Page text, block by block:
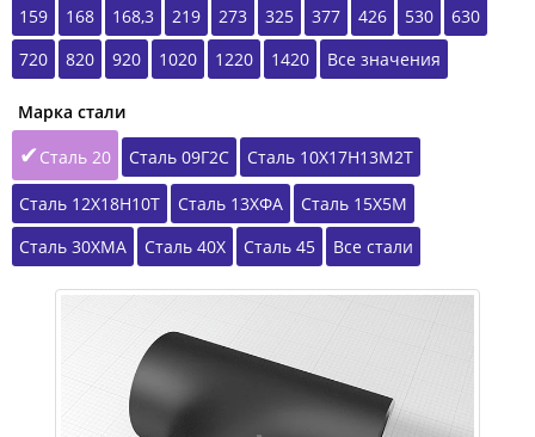
159
168 168,3 219 273 325 377 426 530
630
720
820 920 1020 1220 1420 Все значения
Марка стали
Сталь 20
Сталь 09Г2С Сталь 10Х17Н13М2Т
Сталь 12Х18Н10Т Сталь 13ХФА
Сталь 15Х5М
Сталь 30ХМА
Сталь 40Х Сталь 45 Все стали